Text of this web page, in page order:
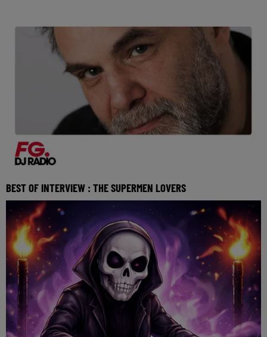
BEST OF INTERVIEW : THE SUPERMEN LOVERS
FG Backstage Non pas qu’il soit vraiment parti, mais The
Supermen Lovers est de retour ! Et cette an